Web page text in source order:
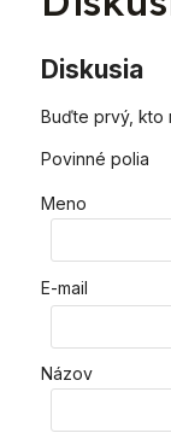
Diskusia
Buďte prvý, kto
Povinné polia
Meno
E-mail
Názov